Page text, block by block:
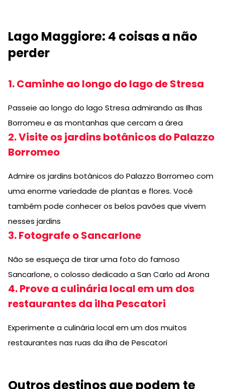
Lago Maggiore: 4 coisas a não
perder
1. Caminhe ao longo do lago de Stresa
Passeie ao longo do lago Stresa admirando as Ilhas
Borromeu e as montanhas que cercam a área
2. Visite os jardins botânicos do Palazzo
Borromeo
Admire os jardins botânicos do Palazzo Borromeo com
uma enorme variedade de plantas e flores. Você
também pode conhecer os belos pavões que vivem
nesses jardins
3. Fotografe o Sancarlone
Não se esqueça de tirar uma foto do famoso
Sancarlone, o colosso dedicado a San Carlo ad Arona
4. Prove a culinária local em um dos
restaurantes da ilha Pescatori
Experimente a culinária local em um dos muitos
restaurantes nas ruas da ilha de Pescatori
Outros destinos que podem te